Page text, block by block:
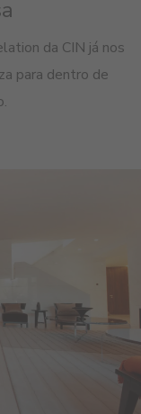
da CIN já nos
para dentro de